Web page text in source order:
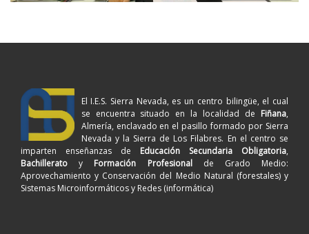
El I.E.S. Sierra Nevada, es un centro bilingüe, el cual
se encuentra situado en la localidad de Fiñana,
Almería, enclavado en el pasillo formado por Sierra
Nevada y la Sierra de Los Filabres. En el centro se
imparten enseñanzas de Educación Secundaria Obligatoria,
Bachillerato y Formación Profesionalde Grado Medio:
Aprovechamiento y Conservación del Medio Natural (forestales) y
Sistemas Microinformáticos y Redes (informática)